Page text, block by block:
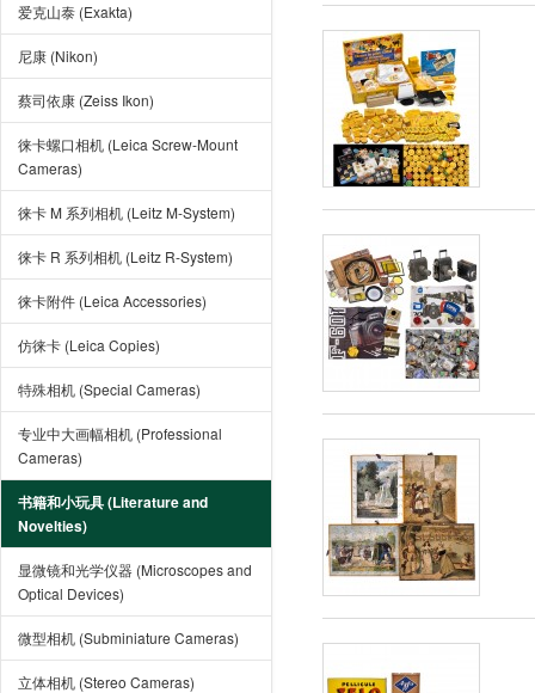
爱克山泰 (Exakta)
尼康 (Nikon)
蔡司依康 (Zeiss Ikon)
徕卡螺口相机 (Leica Screw-Mount
Cameras)
徕卡 M 系列相机 (Leitz M-System)
徕卡 R 系列相机 (Leitz R-System)
徕卡附件 (Leica Accessories)
仿徕卡 (Leica Copies)
特殊相机 (Special Cameras)
专业中大画幅相机 (Professional
Cameras)
书籍和小玩具 (Literature and
Novelties)
显微镜和光学仪器 (Microscopes and
Optical Devices)
微型相机 (Subminiature Cameras)
立体相机 (Stereo Cameras)